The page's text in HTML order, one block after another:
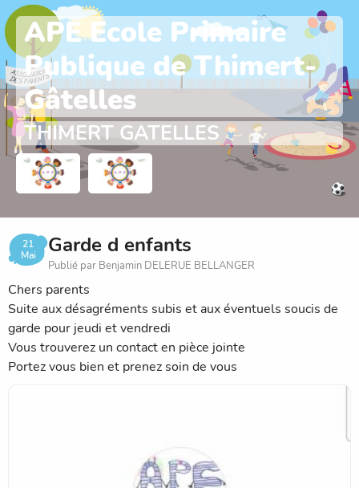
APE Ecole Primaire
Publique de Thimert-
Gâtelles
THIMERT GATELLES
21
Mai
Garde d enfants
Publié par Benjamin DELERUE BELLANGER
Chers parents
Suite aux désagréments subis et aux éventuels soucis de
garde pour jeudi et vendredi
Vous trouverez un contact en pièce jointe
Portez vous bien et prenez soin de vous